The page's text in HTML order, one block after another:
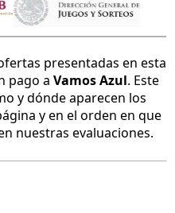
presentadas en esta
pago a Vamos Azul. Este
y dónde aparecen los
y en el orden en que
nuestras evaluaciones.